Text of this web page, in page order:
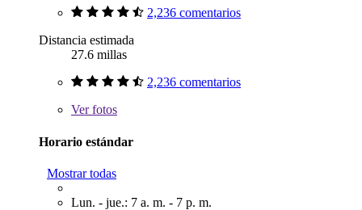
2,236 comentarios
Distancia estimada
27.6 millas
2,236 comentarios
Verfotos
Horario estándar
Mostrar todas
Lun. - jue.: 7 a. m. - 7 p. m.